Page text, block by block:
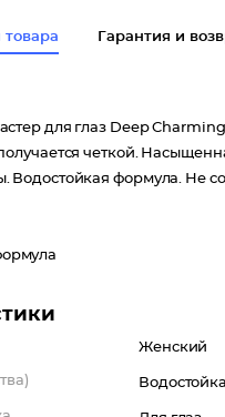
товара Гарантия и
для глаз Deep
четкой.
Водостойкая формула. Не
Женский